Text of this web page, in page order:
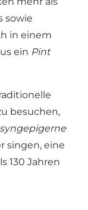
sowie
in einem
ein Pint
besuchen,
syngepigerne
singen, eine
130 Jahren